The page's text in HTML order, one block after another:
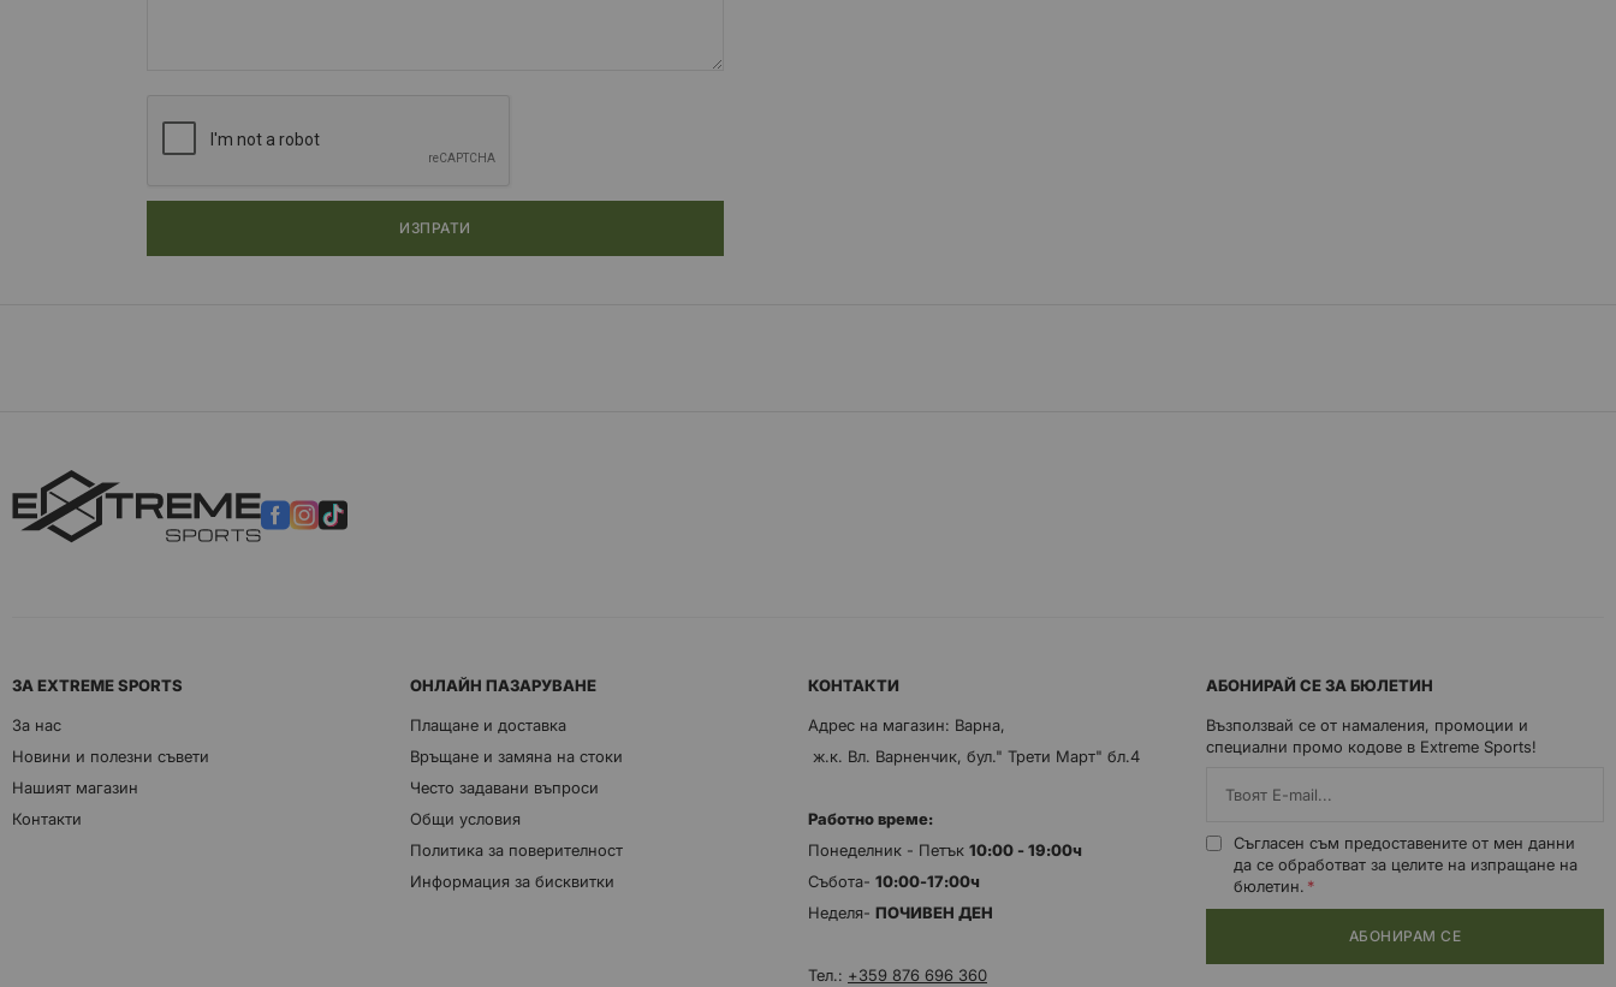
ИЗПРАТИ
ЗА EXTREME SPORTS
За нас
Новини и полезни съвети
Нашият магазин
Контакти
ОНЛАЙН ПАЗАРУВАНЕ
Плащане и доставка
Връщане и замяна на стоки
Често задавани въпроси
Общи условия
Политика за поверителност
Информация за бисквитки
КОНТАКТИ
Адрес на магазин: Варна,
ж.к. Вл. Варненчик, бул." Трети Март" бл.4
Работно време:
Понеделник - Петък 10:00 - 19:00ч
Събота- 10:00-17:00ч
Неделя- ПОЧИВЕН ДЕН
Тел.: +359 876 696 360
АБОНИРАЙ СЕ ЗА БЮЛЕТИН
Възползвай се от намаления, промоции и
специални промо кодове в Extreme Sports!
Съгласен съм предоставените от мен данни
да се обработват за целите на изпращане на
бюлетин.
АБОНИРАМ СЕ